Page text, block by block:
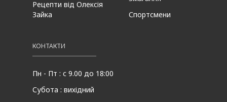
Рецепти від Олексія
Зайка
Спортсмени
КОНТАКТИ
Пн - Пт : с 9.00 до 18:00
Субота : вихідний